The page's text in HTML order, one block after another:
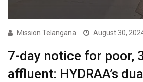
Mission Telangana August 30,
7-day notice for poor,
affluent: HYDRAA’s